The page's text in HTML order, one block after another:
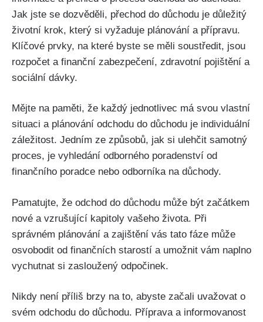
Jak jste se dozvěděli, přechod do důchodu je důležitý
životní krok, který si vyžaduje plánování a přípravu.
Klíčové prvky, na které byste se měli soustředit, jsou
rozpočet a finanční zabezpečení, zdravotní pojištění a
sociální dávky.
Mějte na paměti, že každý jednotlivec má svou vlastní
situaci a plánování odchodu do důchodu je individuální
záležitost. Jedním ze způsobů, jak si ulehčit samotný
proces, je vyhledání odborného poradenství od
finančního poradce nebo odborníka na důchody.
Pamatujte, že odchod do důchodu může být začátkem
nové a vzrušující kapitoly vašeho života. Při
správném plánování a zajištění vás tato fáze může
osvobodit od finančních starostí a umožnit vám naplno
vychutnat si zasloužený odpočinek.
Nikdy není příliš brzy na to, abyste začali uvažovat o
svém odchodu do důchodu. Příprava a informovanost